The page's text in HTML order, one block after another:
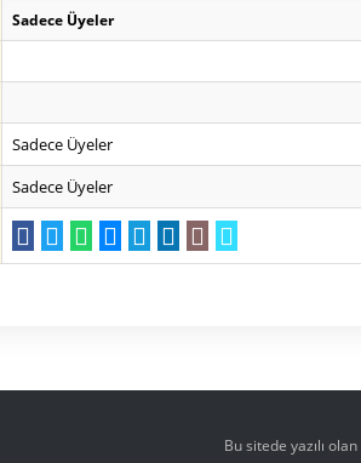
Sadece Üyeler
Sadece Üyeler
Sadece Üyeler
Bu sitede yazılı